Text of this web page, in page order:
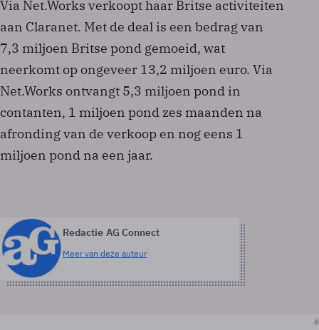
Via Net.Works verkoopt haar Britse activiteiten
aan Claranet. Met de deal is een bedrag van
7,3 miljoen Britse pond gemoeid, wat
neerkomt op ongeveer 13,2 miljoen euro. Via
Net.Works ontvangt 5,3 miljoen pond in
contanten, 1 miljoen pond zes maanden na
afronding van de verkoop en nog eens 1
miljoen pond na een jaar.
Redactie AG Connect
Meer van deze auteur